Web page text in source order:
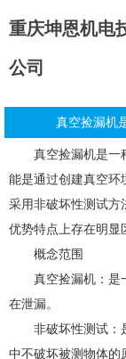
重庆坤恩机电
公司
真空捡漏机
真空捡漏机是一种
能是通过创建真空环
采用非破坏性测试方
优势特点上存在明显
概念范围
真空捡漏机：是一
在泄漏。
非破坏性测试：是
中不破坏被测物体的